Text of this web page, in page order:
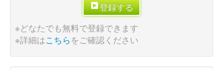
登録する
※どなたでも無料で登録できます
※詳細はこちらをご確認ください